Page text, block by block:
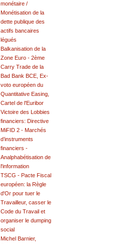
monétaire /
Monétisation de la
dette publique des
actifs bancaires
légués
Balkanisation de la
Zone Euro - 2ème
Carry Trade de la
Bad Bank BCE, Ex-
voto européen du
Quantitative Easing,
Cartel de l'Euribor
Victoire des Lobbies
financiers: Directive
MiFID 2 - Marchés
d’instruments
financiers -
Analphabétisation de
l'information
TSCG - Pacte Fiscal
européen: la Règle
d'Or pour tuer le
Travailleur, casser le
Code du Travail et
organiser le dumping
social
Michel Barnier,